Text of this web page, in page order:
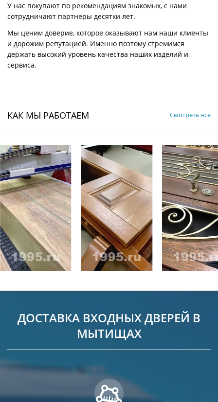
У нас покупают по рекомендациям знакомых, с нами
сотрудничают партнеры десятки лет.
Мы ценим доверие, которое оказывают нам наши клиенты
и дорожим репутацией. Именно поэтому стремимся
держать высокий уровень качества наших изделий и
сервиса.
КАК МЫ РАБОТАЕМ Смотреть все
ДОСТАВКА ВХОДНЫХ ДВЕРЕЙ В
МЫТИЩАХ